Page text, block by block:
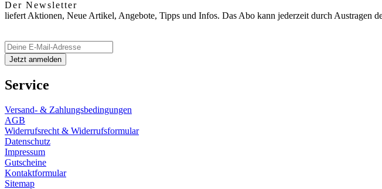
Der Newsletter
liefert Aktionen, Neue Artikel, Angebote, Tipps und Infos. Das Abo kann jederzeit durch Austragen
Service
Versand- & Zahlungsbedingungen
AGB
Widerrufsrecht & Widerrufsformular
Datenschutz
Impressum
Gutscheine
Kontaktformular
Sitemap